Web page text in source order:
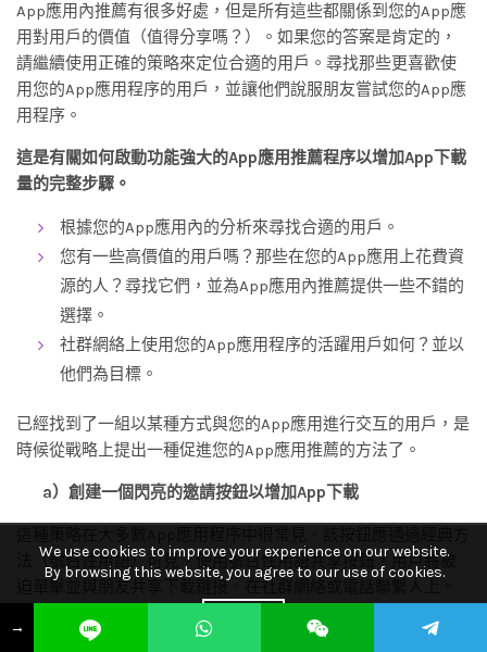
App應用內推薦有很多好處，但是所有這些都關係到您的App應
用對用戶的價值（值得分享嗎？）。如果您的答案是肯定的，
請繼續使用正確的策略來定位合適的用戶。尋找那些更喜歡使
用您的App應用程序的用戶，並讓他們說服朋友嘗試您的App應
用程序。
這是有關如何啟動功能強大的App應用推薦程序以增加App下載
量的完整步驟。
根據您的App應用內的分析來尋找合適的用戶。
您有一些高價值的用戶嗎？那些在您的App應用上花費資
源的人？尋找它們，並為App應用內推薦提供一些不錯的
選擇。
社群網絡上使用您的App應用程序的活躍用戶如何？並以
他們為目標。
已經找到了一組以某種方式與您的App應用進行交互的用戶，是
時候從戰略上提出一種促進您的App應用推薦的方法了。
a）創建一個閃亮的邀請按鈕以增加App下載
法（號召性用語）可見。使用號召性用語共享按鈕，用戶將被
迫單擊並與朋友共享下載鏈接。在社群網絡或電話聯繫人上。
→
We use cookies to improve your experience on our website.
By browsing this website, you agree to our use of cookies.